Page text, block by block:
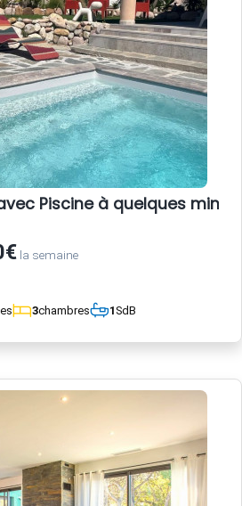
Piscine à quelques
la semaine
3chambres 1SdB